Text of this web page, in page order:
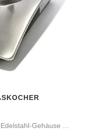
Gehäuse ...